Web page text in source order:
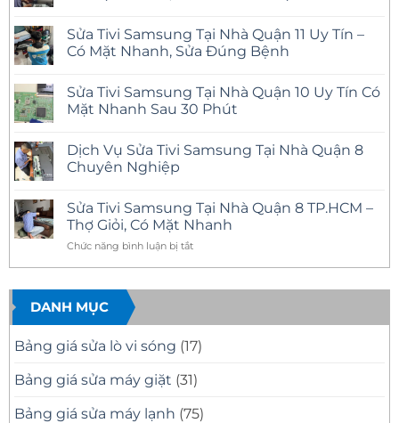
bình
luận
ở
Samsung
Tại
Nhà
Uy
Tín
–
Nhanh,
Báo
Giá
Minh
Bạch
Sửa Tivi Samsung Tại Nhà Quận 11 Uy Tín –
Có Mặt Nhanh, Sửa Đúng Bệnh
bình
luận
ở
Samsung
Tại
Nhà
Uy
Tín
Có
Mặt
Nhanh,
Đúng
Bệnh
Sửa Tivi Samsung Tại Nhà Quận 10 Uy Tín Có
Mặt Nhanh Sau 30 Phút
bình
luận
ở
Samsung
Tại
Nhà
Quận
10
Uy
Có
Mặt
Nhanh
Sau
Phút
Dịch Vụ Sửa Tivi Samsung Tại Nhà Quận 8
Chuyên Nghiệp
bình
luận
ở
Dịch
Vụ
Sửa
Samsung
Tại
Nhà
Quận
Chuyên
Sửa Tivi Samsung Tại Nhà Quận 8 TP.HCM –
Thợ Giỏi, Có Mặt Nhanh
Chức năng bình luận bị tắtở
Samsung
8
–
Giỏi,
DANH MỤC
Bảng giá sửa lò vi sóng (17)
Bảng giá sửa máy giặt (31)
Bảng giá sửa máy lạnh (75)